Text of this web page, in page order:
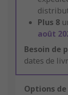
Plus 8
août
Besoin de
dates de
Options